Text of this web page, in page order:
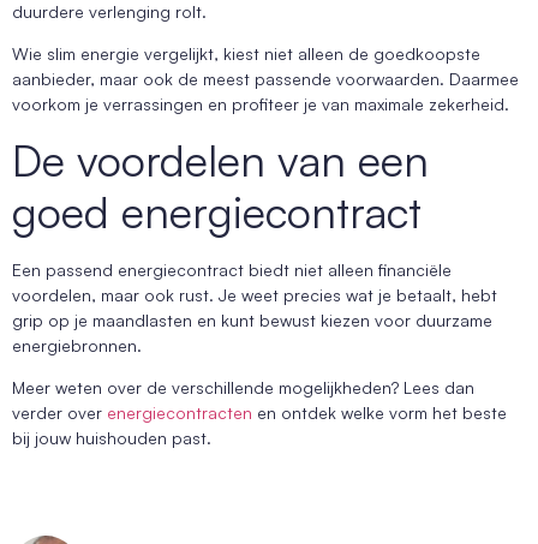
duurdere verlenging rolt.
Wie slim energie vergelijkt, kiest niet alleen de goedkoopste
aanbieder, maar ook de meest passende voorwaarden. Daarmee
voorkom je verrassingen en profiteer je van maximale zekerheid.
De voordelen van een
goed energiecontract
Een passend energiecontract biedt niet alleen financiële
voordelen, maar ook rust. Je weet precies wat je betaalt, hebt
grip op je maandlasten en kunt bewust kiezen voor duurzame
energiebronnen.
Meer weten over de verschillende mogelijkheden? Lees dan
verder over energiecontracten en ontdek welke vorm het beste
bij jouw huishouden past.